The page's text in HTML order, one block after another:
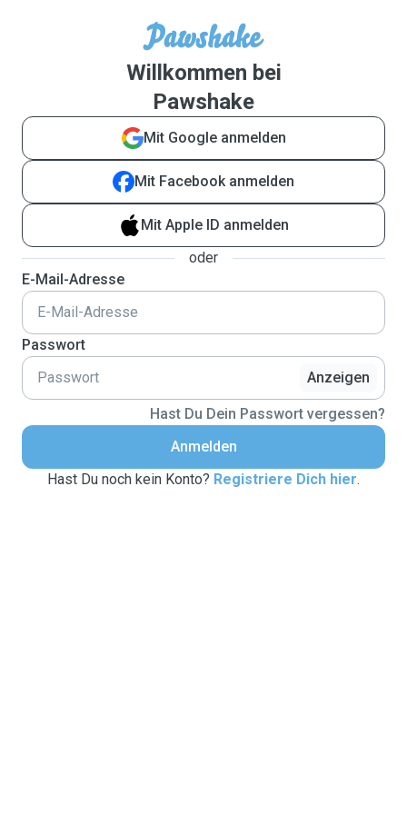
Willkommen bei
Pawshake
Mit Google anmelden
Mit Facebook anmelden
Mit Apple ID anmelden
oder
E-Mail-Adresse
Passwort
Anzeigen
Hast Du Dein Passwort vergessen?
Anmelden
Hast Du noch kein Konto? Registriere Dich hier.